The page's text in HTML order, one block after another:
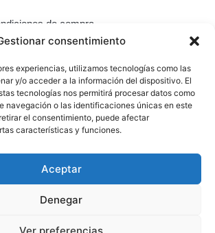
consentimiento
experiencias, utilizamos tecnologías como las
y/o acceder a la información del dispositivo. El
tecnologías nos permitirá procesar datos como
navegación o las identificaciones únicas en este
el consentimiento, puede afectar
características y funciones.
Aceptar
Denegar
Ver preferencias
de compra
Mutis 13-15, Madrid